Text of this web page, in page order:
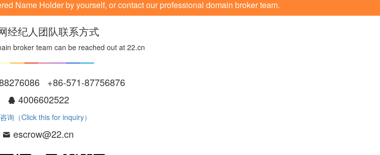
Name Holder by yourself, or contact our professional domain broker team.
经纪人团队联系方式
broker team can be reached out at 22.cn
+86-571-87756876
4006602522
询（Click this for inquiry）
escrow@22.cn